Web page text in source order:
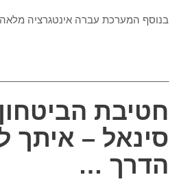
בנוסף המערכת עברה אינטגרציה
חטיבת
סינאל – איתך
הדרך …